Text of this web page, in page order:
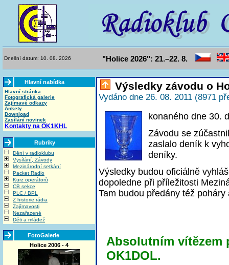
Dnešní datum: 10. 08. 2026 "Holice 2026": 21.–22. 8.
Hlavní nabídka
Hlavní stránka
Fotografická galerie
Zajímavé odkazy
Ankety
Download
Zasílání novinek
Kontakty na OK1KHL
Rubriky
Dění v radioklubu
Vysílání, Závody
Mezinárodní setkání
Packet Radio
Kurz operátorů
CB sekce
PLC / BPL
Z historie rádia
Zajímavosti
Nezařazené
Děti a mládež
FotoGalerie
Holice 2006 - 4
Výsledky závodu o
Vydáno dne 26. 08. 2011 (8971
konaného dne 30.
Závodu se
zaslalo deník k
deníky.
Výsledky budou oficiálně
dopoledne při příležitosti
Tam budou předány též poháry
Absolutním vítězem
OK1DOL.